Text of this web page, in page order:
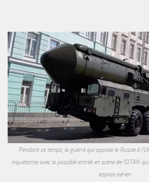
Pendant ce temps, la guerre qui oppose la Russie à
inquiétante avec la possible entrée en scène de l'OTAN
espace aérien